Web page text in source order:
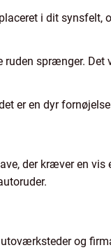
i dit synsfelt,
ruden sprænger.
er en dyr
der kræver en vis
og